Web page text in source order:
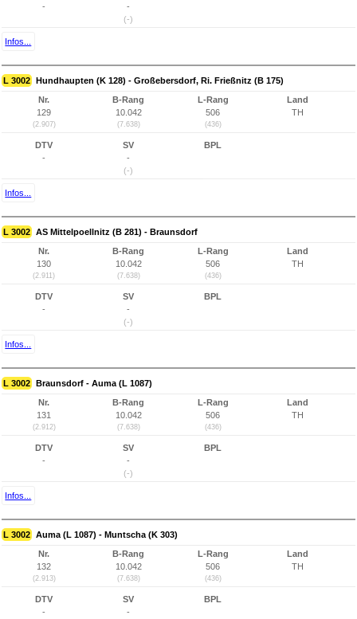
-
-
(-)
Infos...
L 3002 Hundhaupten (K 128) - Großebersdorf, Ri. Frießnitz (B 175)
Nr.
129
(2.907)
B-Rang
10.042
(7.638)
L-Rang
506
(436)
Land
TH
DTV
-
SV
-
(-)
BPL
Infos...
L 3002 AS Mittelpoellnitz (B 281) - Braunsdorf
Nr.
130
(2.911)
B-Rang
10.042
(7.638)
L-Rang
506
(436)
Land
TH
DTV
-
SV
-
(-)
BPL
Infos...
L 3002 Braunsdorf - Auma (L 1087)
Nr.
131
(2.912)
B-Rang
10.042
(7.638)
L-Rang
506
(436)
Land
TH
DTV
-
SV
-
(-)
BPL
Infos...
L 3002 Auma (L 1087) - Muntscha (K 303)
Nr.
132
(2.913)
B-Rang
10.042
(7.638)
L-Rang
506
(436)
Land
TH
DTV
-
SV
-
BPL